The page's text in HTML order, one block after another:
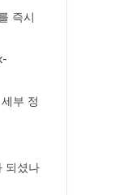
즉시
부 정
되셨나